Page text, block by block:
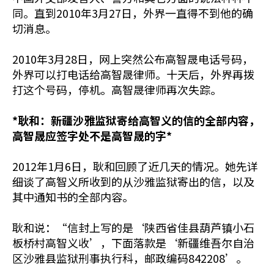
同。直到2010年3月27日，外界一直得不到他的确
切消息。
2010年3月28日，网上突然公布高智晟电话号码，
外界可以打电话给高智晟律师。十天后，外界再拨
打这个号码，停机。高智晟律师再次失踪。
*耿和：新疆沙雅监狱寄给高智义的信的全部内容，
高智晟应签字处不是高智晟的字*
2012年1月6日，耿和回顾了近几天的情况。她先详
细谈了高智义所收到的从沙雅监狱寄出的信，以及
其中通知书的全部内容。
耿和说：“信封上写的是‘陕西省佳县葫芦镇小石
板桥村高智义收’，下面落款是‘新疆维吾尔自治
区沙雅县监狱刑事执行科，邮政编码842208’。